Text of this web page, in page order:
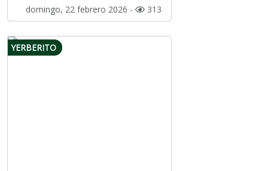
domingo, 22 febrero 2026 - 313
YERBERITO